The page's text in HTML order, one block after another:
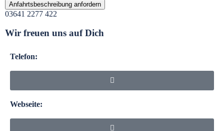
Anfahrtsbeschreibung anfordern
03641 2277 422
Wir freuen uns auf Dich
Telefon:
Webseite: